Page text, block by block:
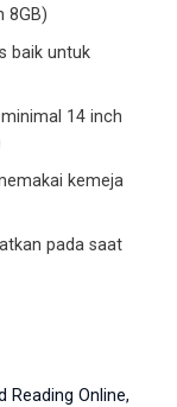
8GB)
baik untuk
14 inch
kemeja
pada saat
Reading Online,